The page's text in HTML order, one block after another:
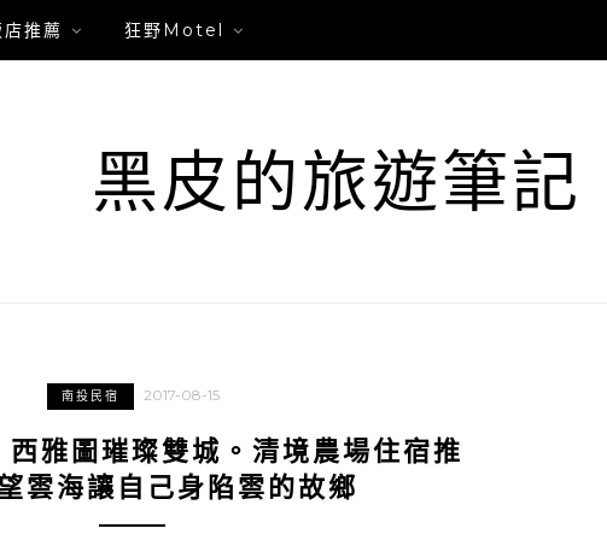
店推薦 狂野Motel
黑皮的旅遊筆記
南投民宿 2017-08-15
西雅圖璀璨雙城。清境農場住宿推
雲海讓自己身陷雲的故鄉